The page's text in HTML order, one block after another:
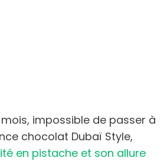
impossible de passer à
chocolat Dubaï Style,
en pistache et son allure